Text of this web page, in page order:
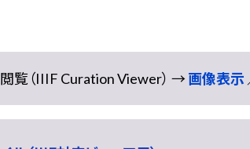
覧（IIIF Curation Viewer） →画像表示